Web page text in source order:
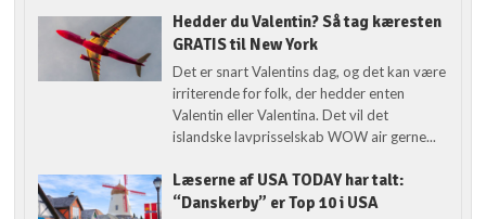
Hedder du Valentin? Så tag kæresten
GRATIS til New York
Det er snart Valentins dag, og det kan være
irriterende for folk, der hedder enten
Valentin eller Valentina. Det vil det
islandske lavprisselskab WOW air gerne...
Læserne af USA TODAY har talt:
“Danskerby” er Top 10 i USA